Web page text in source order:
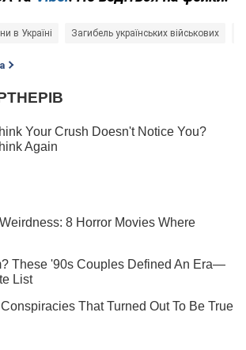
в Україні Загибель українських військових